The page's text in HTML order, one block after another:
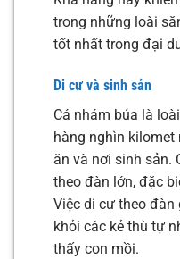
trong những loài
tốt nhất trong đại
Di cư và sinh sản
Cá nhám búa là
hàng nghìn
ăn và nơi sinh sản.
theo đàn lớn, đặc
Việc di cư theo đàn
khỏi các kẻ thù tự
thấy con mồi.